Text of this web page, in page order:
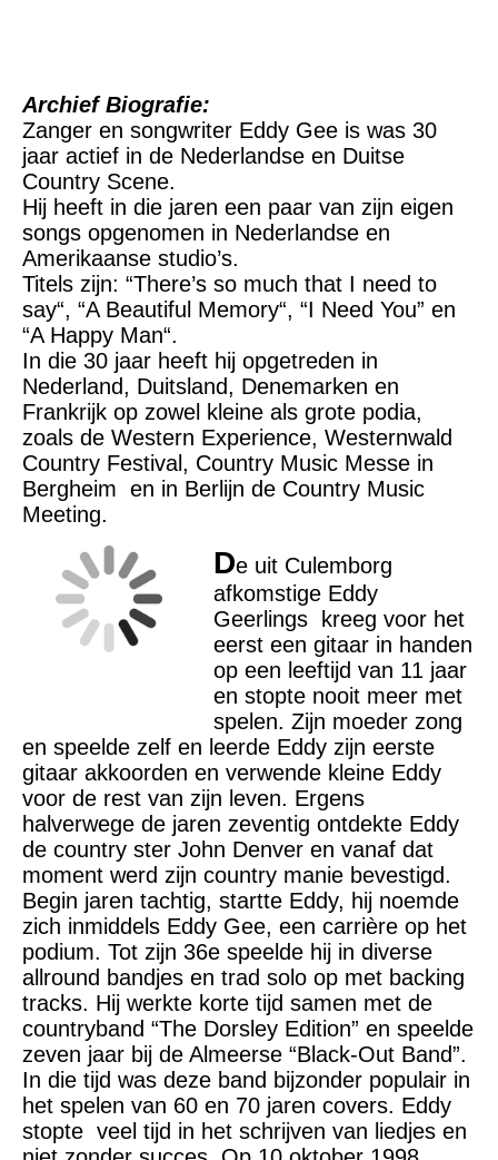
Archief Biografie:
Zanger en songwriter Eddy Gee is was 30
jaar actief in de Nederlandse en Duitse
Country Scene.
Hij heeft in die jaren een paar van zijn eigen
songs opgenomen in Nederlandse en
Amerikaanse studio’s.
Titels zijn: “There’s so much that I need to
say“, “A Beautiful Memory“, “I Need You” en
“A Happy Man“.
In die 30 jaar heeft hij opgetreden in
Nederland, Duitsland, Denemarken en
Frankrijk op zowel kleine als grote podia,
zoals de Western Experience, Westernwald
Country Festival, Country Music Messe in
Bergheim en in Berlijn de Country Music
Meeting.
De uit Culemborg
afkomstige Eddy
Geerlings kreeg voor het
eerst een gitaar in handen
op een leeftijd van 11 jaar
en stopte nooit meer met
spelen. Zijn moeder zong
en speelde zelf en leerde Eddy zijn eerste
gitaar akkoorden en verwende kleine Eddy
voor de rest van zijn leven. Ergens
halverwege de jaren zeventig ontdekte Eddy
de country ster John Denver en vanaf dat
moment werd zijn country manie bevestigd.
Begin jaren tachtig, startte Eddy, hij noemde
zich inmiddels Eddy Gee, een carrière op het
podium. Tot zijn 36e speelde hij in diverse
allround bandjes en trad solo op met backing
tracks. Hij werkte korte tijd samen met de
countryband “The Dorsley Edition” en speelde
zeven jaar bij de Almeerse “Black-Out Band”.
In die tijd was deze band bijzonder populair in
het spelen van 60 en 70 jaren covers. Eddy
stopte veel tijd in het schrijven van liedjes en